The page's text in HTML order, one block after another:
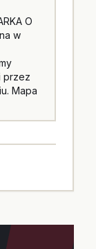
O
w
przez
Mapa